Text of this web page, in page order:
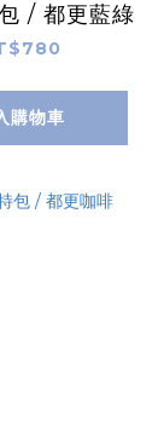
/ 都更藍綠
購物車